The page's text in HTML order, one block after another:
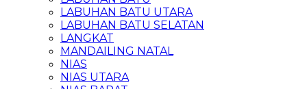
LABUHAN BATU UTARA
LABUHAN BATU SELATAN
LANGKAT
MANDAILING NATAL
NIAS
NIAS UTARA